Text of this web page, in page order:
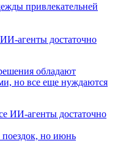
агенты достаточно
обладают
но все еще нуждаются
но июнь